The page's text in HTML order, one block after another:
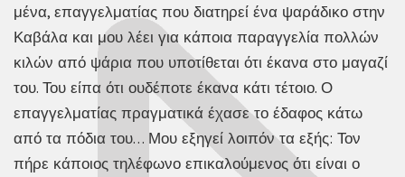
μένα, επαγγελματίας που διατηρεί ένα ψαράδικο στην
Καβάλα και μου λέει για κάποια παραγγελία πολλών
κιλών από ψάρια που υποτίθεται ότι έκανα στο μαγαζί
του. Του είπα ότι ουδέποτε έκανα κάτι τέτοιο. Ο
επαγγελματίας πραγματικά έχασε το έδαφος κάτω
από τα πόδια του… Μου εξηγεί λοιπόν τα εξής: Τον
πήρε κάποιος τηλέφωνο επικαλούμενος ότι είναι ο